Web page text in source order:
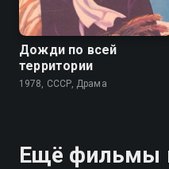
Дожди по всей
территории
1978, СССР, Драма
Ещё фильмы